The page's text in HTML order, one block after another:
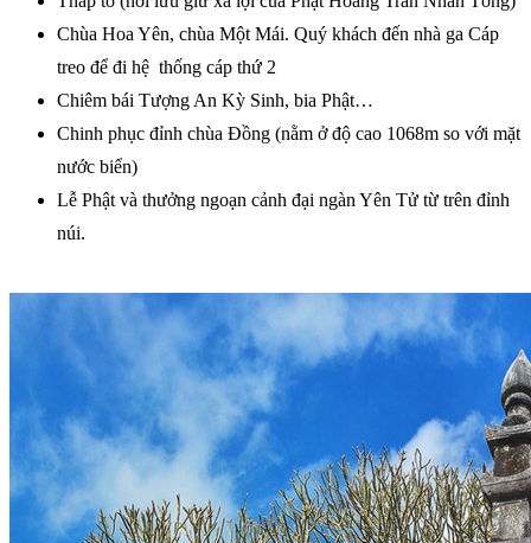
Chùa Hoa Yên, chùa Một Mái. Quý khách đến nhà ga Cáp
treo để đi hệ thống cáp thứ 2
Chiêm bái Tượng An Kỳ Sinh, bia Phật…
Chinh phục đỉnh chùa Đồng (nằm ở độ cao 1068m so với mặt
nước biển)
Lễ Phật và thưởng ngoạn cảnh đại ngàn Yên Tử từ trên đỉnh
núi.